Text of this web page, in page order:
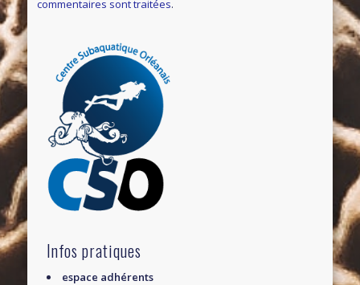
commentaires sont traitées.
Infos pratiques
espace adhérents